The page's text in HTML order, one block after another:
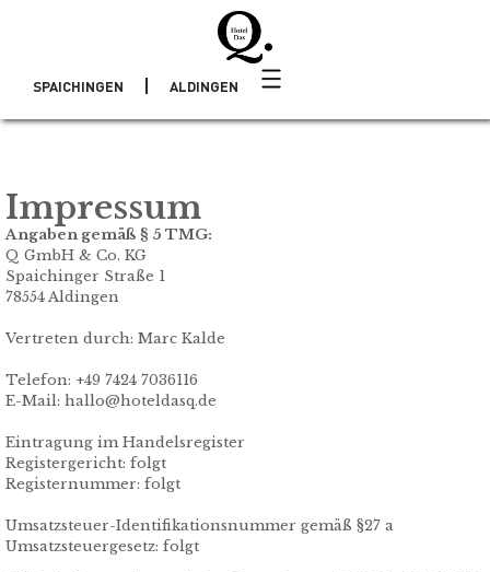
SPAICHINGEN ALDINGEN
Impressum
Angaben gemäß § 5 TMG:
Q GmbH & Co. KG
Spaichinger Straße 1
78554 Aldingen
Vertreten durch: Marc Kalde
Telefon: +49 7424 7036116
E-Mail: hallo@hoteldasq.de
Eintragung im Handelsregister
Registergericht: folgt
Registernummer: folgt
Umsatzsteuer-Identifikationsnummer gemäß §27 a
Umsatzsteuergesetz: folgt